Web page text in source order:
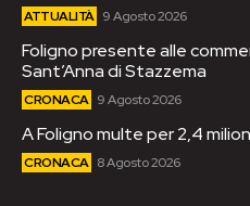
ATTUALITÀ 9 Agosto 2026
Foligno presente alle
Sant’Anna di Stazzema
CRONACA 9 Agosto 2026
A Foligno multe per 2,4
CRONACA 8 Agosto 2026